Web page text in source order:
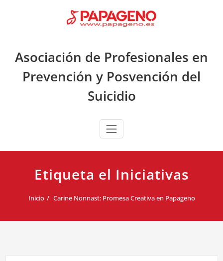
Asociación de Profesionales en
Prevención y Posvención del
Suicidio
Etiqueta el Iniciativas
Inicio Carine Nonnast: Promesa Creativa en Papageno